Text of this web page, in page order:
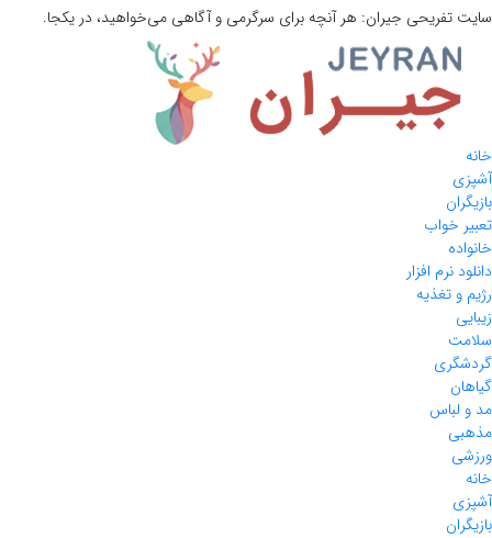
سایت تفریحی جیران: هر آنچه برای سرگرمی و آگاهی می‌خواهید، در یکجا.
خانه
آشپزی
بازیگران
تعبیر خواب
خانواده
دانلود نرم افزار
رژیم و تغذیه
زیبایی
سلامت
گردشگری
گیاهان
مد و لباس
مذهبی
ورزشی
خانه
آشپزی
بازیگران